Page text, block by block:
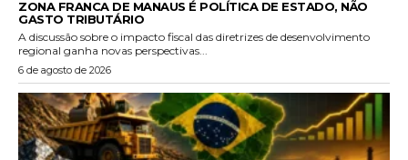
ZONA FRANCA DE MANAUS É POLÍTICA DE ESTADO, NÃO
GASTO TRIBUTÁRIO
A discussão sobre o impacto fiscal das diretrizes de desenvolvimento
regional ganha novas perspectivas...
6 de agosto de 2026